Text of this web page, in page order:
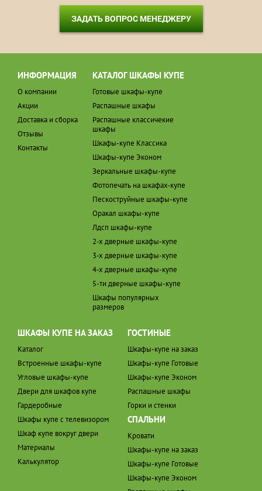
ЗАДАТЬ ВОПРОС МЕНЕДЖЕРУ
ИНФОРМАЦИЯ
О компании
Акции
Доставка и сборка
Отзывы
Контакты
КАТАЛОГ ШКАФЫ КУПЕ
Готовые шкафы-купе
Распашные шкафы
Распашные классичекие
шкафы
Шкафы-купе Классика
Шкафы-купе Эконом
Зеркальные шкафы-купе
Фотопечать на шкафах-купе
Пескоструйные шкафы-купе
Оракал шкафы-купе
Лдсп шкафы-купе
2-х дверные шкафы-купе
3-х дверные шкафы-купе
4-х дверные шкафы-купе
5-ти дверные шкафы-купе
Шкафы популярных
размеров
ШКАФЫ КУПЕ НА ЗАКАЗ
Каталог
Встроенные шкафы-купе
Угловые шкафы-купе
Двери для шкафов купе
Гардеробные
Шкафы купе с телевизором
Шкаф купе вокруг двери
Материалы
Калькулятор
ГОСТИНЫЕ
Шкафы-купе на заказ
Шкафы-купе Готовые
Шкафы-купе Эконом
Распашные шкафы
Горки и стенки
СПАЛЬНИ
Кровати
Шкафы-купе на заказ
Шкафы-купе Готовые
Шкафы-купе Эконом